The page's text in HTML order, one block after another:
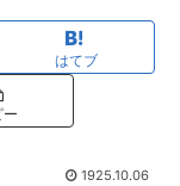
はてブ
ー
1925.10.06